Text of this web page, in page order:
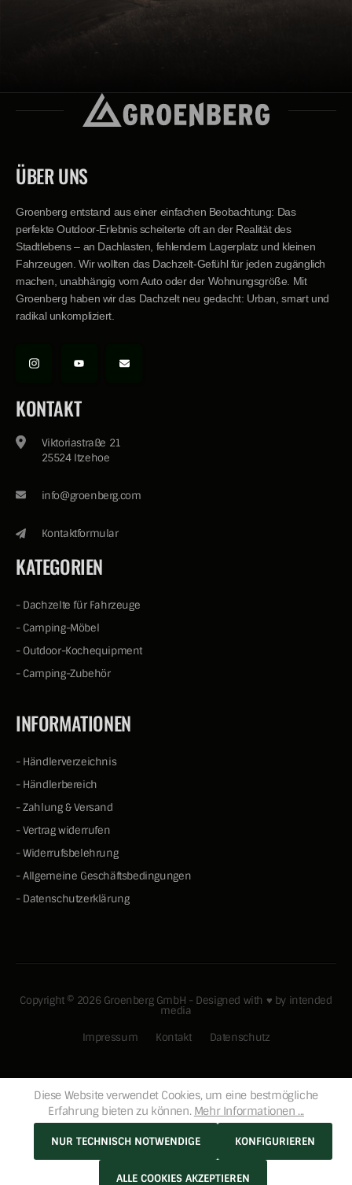
ÜBER UNS
Groenberg entstand aus einer einfachen Beobachtung: Das
perfekte Outdoor-Erlebnis scheiterte oft an der Realität des
Stadtlebens – an Dachlasten, fehlendem Lagerplatz und kleinen
Fahrzeugen. Wir wollten das Dachzelt-Gefühl für jeden zugänglich
machen, unabhängig vom Auto oder der Wohnungsgröße. Mit
Groenberg haben wir das Dachzelt neu gedacht: Urban, smart und
radikal unkompliziert.
KONTAKT
Viktoriastraße 21
25524 Itzehoe
info@groenberg.com
Kontaktformular
KATEGORIEN
- Dachzelte für Fahrzeuge
- Camping-Möbel
- Outdoor-Kochequipment
- Camping-Zubehör
INFORMATIONEN
- Händlerverzeichnis
- Händlerbereich
-Zahlung & Versand
-Vertrag widerrufen
-Widerrufsbelehrung
-Allgemeine Geschäftsbedingungen
- Datenschutzerklärung
Copyright © 2026 Groenberg GmbH - Designed with ♥ by intended
media
Impressum
Kontakt Datenschutz
Diese Website verwendet Cookies, um eine bestmögliche
Erfahrung bieten zu können. Mehr Informationen ...
NUR TECHNISCH NOTWENDIGE KONFIGURIEREN
ALLE COOKIES AKZEPTIEREN